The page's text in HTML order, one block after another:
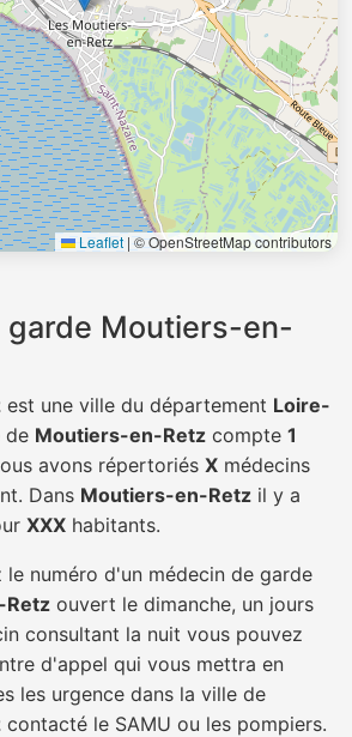
Leaflet | © OpenStreetMap contributors
garde Moutiers-en-
est une ville du département Loire-
de Moutiers-en-Retz compte 1
avons répertoriés X médecins
Dans Moutiers-en-Retz il y a
XXX habitants.
le numéro d'un médecin de garde
ouvert le dimanche, un jours
consultant la nuit vous pouvez
d'appel qui vous mettra en
les urgence dans la ville de
contacté le SAMU ou les pompiers.